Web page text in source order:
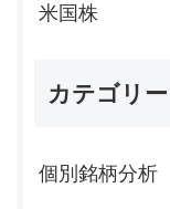
米国株
カテゴリー
個別銘柄分析